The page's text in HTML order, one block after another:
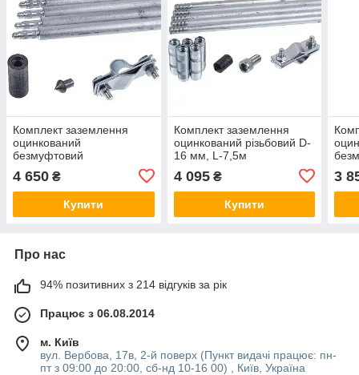
Комплект заземлення
оцинкований
безмуфтовий
заклепувальний D-20мм,
L-7,5м
4 650 ₴
Купити
Комплект заземлення
оцинкований різьбовий D-
16 мм, L-7,5м
4 095₴
Купити
L-6м
3
Про нас
94% позитивних з 214 відгуків за рік
Працює з 06.08.2014
м. Київ
вул. Вербова, 17в, 2-й поверх (Пункт видачі працює: пн-
пт з 09:00 до 20:00, сб-нд 10-16 00) , Київ, Україна